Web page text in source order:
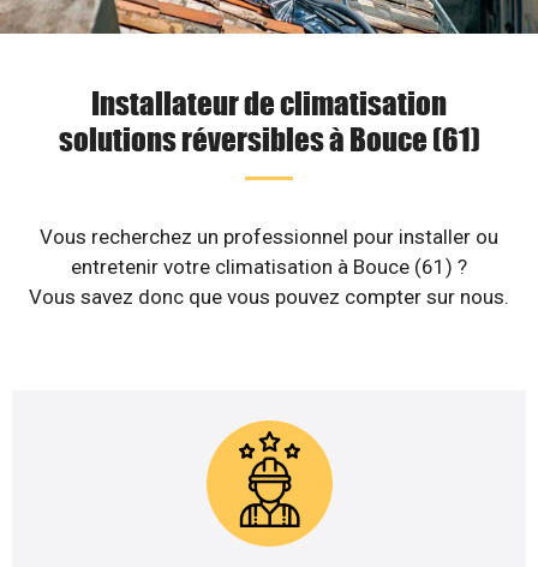
Installateur de climatisation
solutions réversibles à Bouce (61)
Vous recherchez un professionnel pour installer ou
entretenir votre climatisation à Bouce (61) ?
Vous savez donc que vous pouvez compter sur nous.